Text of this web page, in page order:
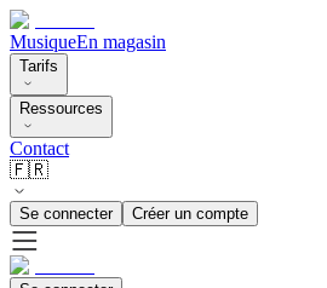
MusiqueEn magasin
Tarifs
Ressources
Contact
🇫🇷
Se connecter Créer un compte